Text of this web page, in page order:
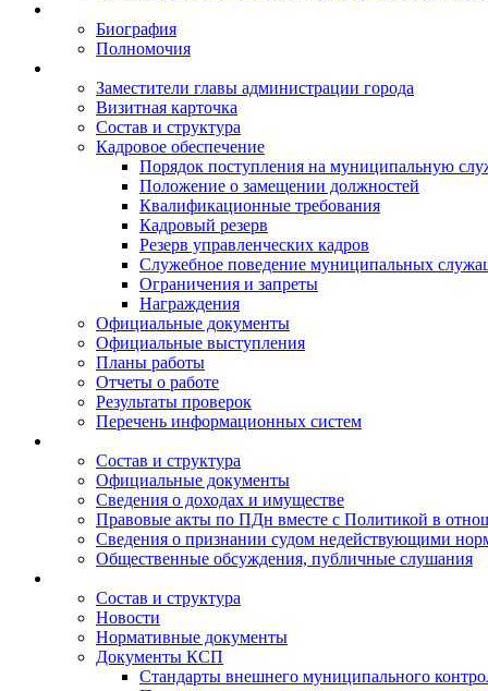
Биография
Полномочия
Заместители главы администрации города
Визитная карточка
Состав и структура
Кадровое обеспечение
Порядок поступления на муниципальную
Положение о замещении должностей
Квалификационные требования
Кадровый резерв
Резерв управленческих кадров
Служебное поведение муниципальных
Ограничения и запреты
Награждения
Официальные документы
Официальные выступления
Планы работы
Отчеты о работе
Результаты проверок
Перечень информационных систем
Состав и структура
Официальные документы
Сведения о доходах и имуществе
Правовые акты по ПДн вместе с Политикой в
Сведения о признании судом недействующими
Общественные обсуждения, публичные слушания
Состав и структура
Новости
Нормативные документы
Документы КСП
Стандарты внешнего муниципального